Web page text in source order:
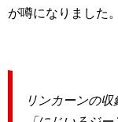
が噂になりました
リンカーンの